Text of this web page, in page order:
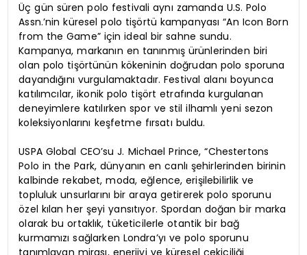
Üç gün süren polo festivali aynı zamanda U.S. Polo
Assn.’nin küresel polo tişörtü kampanyası “An Icon Born
from the Game” için ideal bir sahne sundu.
Kampanya, markanın en tanınmış ürünlerinden biri
olan polo tişörtünün kökeninin doğrudan polo sporuna
dayandığını vurgulamaktadır. Festival alanı boyunca
katılımcılar, ikonik polo tişört etrafında kurgulanan
deneyimlere katılırken spor ve stil ilhamlı yeni sezon
koleksiyonlarını keşfetme fırsatı buldu.
USPA Global CEO’su J. Michael Prince, “Chestertons
Polo in the Park, dünyanın en canlı şehirlerinden birinin
kalbinde rekabet, moda, eğlence, erişilebilirlik ve
topluluk unsurlarını bir araya getirerek polo sporunu
özel kılan her şeyi yansıtıyor. Spordan doğan bir marka
olarak bu ortaklık, tüketicilerle otantik bir bağ
kurmamızı sağlarken Londra’yı ve polo sporunu